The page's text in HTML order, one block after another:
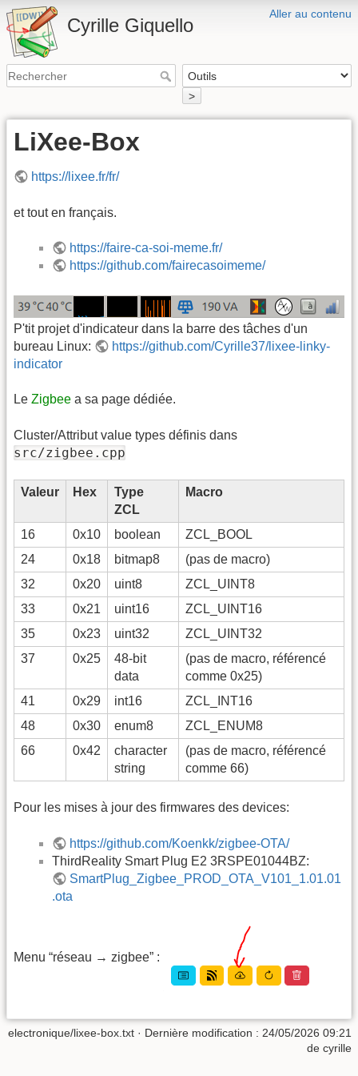
Aller au contenu
Cyrille Giquello
>
LiXee-Box
https://lixee.fr/fr/
et tout en français.
https://faire-ca-soi-meme.fr/
https://github.com/fairecasoimeme/
P'tit projet d'indicateur dans la barre des tâches d'un
bureau Linux:
https://github.com/Cyrille37/lixee-linky-
indicator
Le Zigbee a sa page dédiée.
Cluster/Attribut value types définis dans
src/zigbee.cpp
Valeur Hex
Type
ZCL
Macro
16 0x10 boolean
ZCL_BOOL
24
0x18 bitmap8
(pas de macro)
32
0x20 uint8
ZCL_UINT8
33
0x21 uint16
ZCL_UINT16
35
0x23 uint32
ZCL_UINT32
37
0x25
48-bit
data
(pas de macro, référencé
comme 0x25)
41
0x29 int16
ZCL_INT16
48
0x30 enum8
ZCL_ENUM8
66
0x42
character
string
(pas de macro, référencé
comme 66)
Pour les mises à jour des firmwares des devices:
https://github.com/Koenkk/zigbee-OTA/
ThirdReality Smart Plug E2 3RSPE01044BZ:
SmartPlug_Zigbee_PROD_OTA_V101_1.01.01
.ota
Menu “réseau → zigbee” :
electronique/lixee-box.txt · Dernière modification : 24/05/2026 09:21
de cyrille